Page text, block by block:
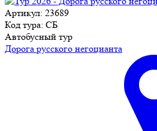
Артикул: 23689
Код тура: СБ
Автобусный тур
Дорога русского негоцианта